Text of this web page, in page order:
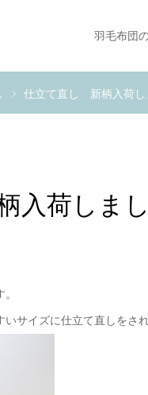
羽毛布団
仕立て直し 新柄入荷し
荷しまし
サイズに仕立て直しをさ